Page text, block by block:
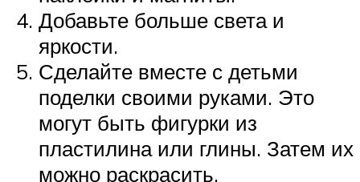
Добавьте больше света и
яркости.
Сделайте вместе с детьми
поделки своими руками. Это
могут быть фигурки из
пластилина или глины. Затем их
можно раскрасить.